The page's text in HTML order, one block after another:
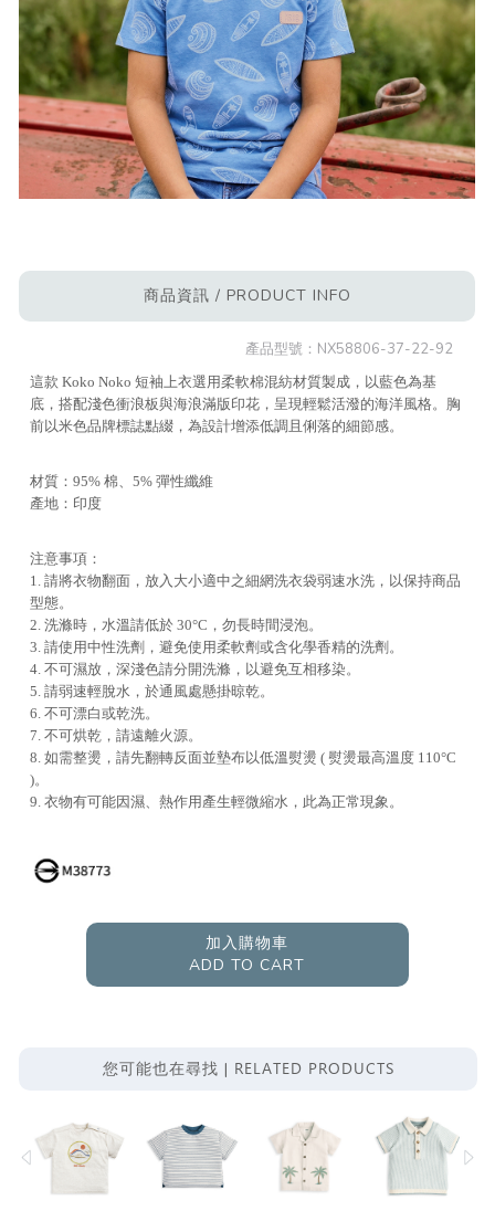
商品資訊 / PRODUCT INFO
產品型號： NX58806-37-22-92
這款 Koko Noko 短袖上衣選用柔軟棉混紡材質製成，以藍色為基
底，搭配淺色衝浪板與海浪滿版印花，呈現輕鬆活潑的海洋風格。胸
前以米色品牌標誌點綴，為設計增添低調且俐落的細節感。
材質：95% 棉、5% 彈性纖維
產地：印度
注意事項：
1. 請將衣物翻面，放入大小適中之細網洗衣袋弱速水洗，以保持商品
型態。
2. 洗滌時，水溫請低於 30°C，勿長時間浸泡。
3. 請使用中性洗劑，避免使用柔軟劑或含化學香精的洗劑。
4. 不可濕放，深淺色請分開洗滌，以避免互相移染。
5. 請弱速輕脫水，於通風處懸掛晾乾。
6. 不可漂白或乾洗。
7. 不可烘乾，請遠離火源。
8. 如需整燙，請先翻轉反面並墊布以低溫熨燙 ( 熨燙最高溫度 110°C
)。
9. 衣物有可能因濕、熱作用產生輕微縮水，此為正常現象。
加入購物車
ADD TO CART
您可能也在尋找 | RELATED PRODUCTS